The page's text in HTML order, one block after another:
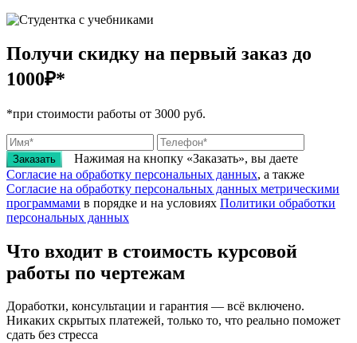
Получи скидку на первый заказ до
1000₽*
*при стоимости работы от 3000 руб.
Заказать
Нажимая на кнопку «Заказать», вы даете
Согласие на обработку персональных данных, а также
Согласие на обработку персональных данных метрическими
программами в порядке и на условиях Политики обработки
персональных данных
Что входит в стоимость курсовой
работы по чертежам
Доработки, консультации и гарантия — всё включено.
Никаких скрытых платежей, только то, что реально поможет
сдать без стресса